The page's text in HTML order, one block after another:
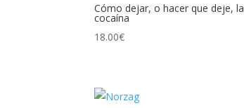
Cómo dejar, o hacer que deje, la
cocaína
18.00€